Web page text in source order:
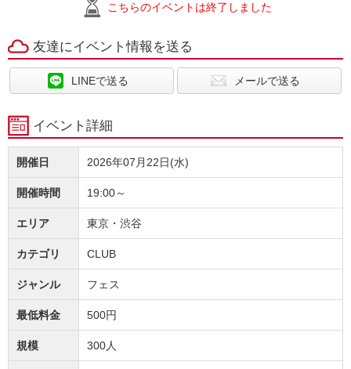
こちらのイベントは終了しました
友達にイベント情報を送る
LINEで送る メールで送る
イベント詳細
開催日 2026年07月22日(水)
開催時間 19:00～
エリア 東京・渋谷
カテゴリ CLUB
ジャンル フェス
最低料金 500円
規模 300人